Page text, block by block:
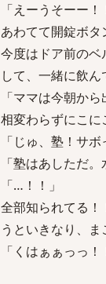
「えーうそーー
あわてて開錠ボタ
今度はドア前の
して、一緒に飲
「ママは今朝か
相変わらずにこに
「じゅ、塾！サ
「塾はあしただ
「…！！」
全部知られてる
うといきなり、
「くはぁぁっっ！